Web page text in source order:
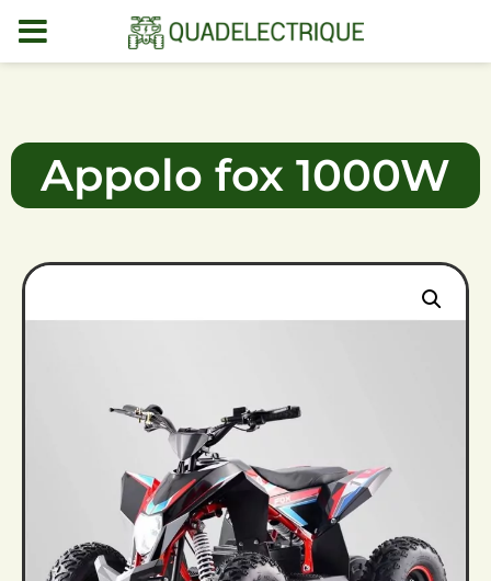
Appolo fox 1000W
DEMO